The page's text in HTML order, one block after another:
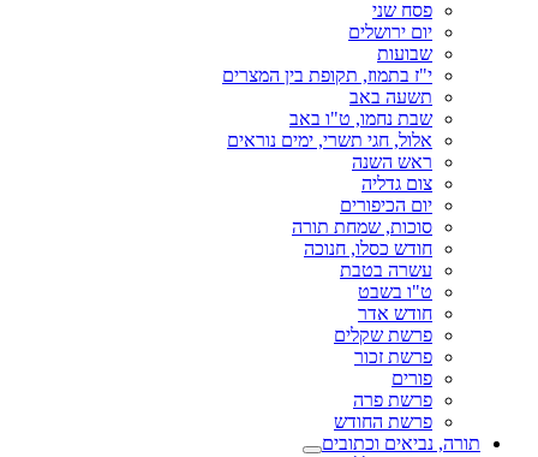
פסח שני
יום ירושלים
שבועות
י"ז בתמוז, תקופת בין המצרים
תשעה באב
שבת נחמו, ט"ו באב
אלול, חגי תשרי, ימים נוראים
ראש השנה
צום גדליה
יום הכיפורים
סוכות, שמחת תורה
חודש כסלו, חנוכה
עשרה בטבת
ט"ו בשבט
חודש אדר
פרשת שקלים
פרשת זכור
פורים
פרשת פרה
פרשת החודש
תורה, נביאים וכתובים